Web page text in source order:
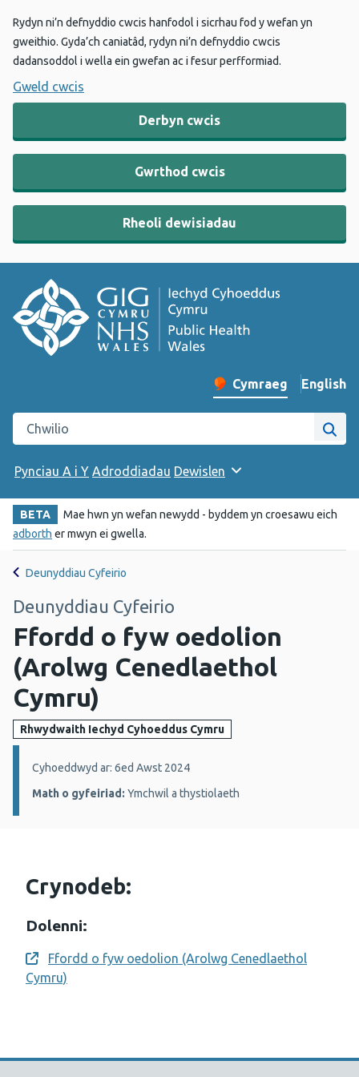
Rydyn ni’n defnyddio cwcis hanfodol i sicrhau fod y wefan yn
gweithio. Gyda’ch caniatâd, rydyn ni’n defnyddio cwcis
dadansoddol i wella ein gwefan ac i fesur perfformiad.
Gweld cwcis
Derbyn cwcis
Gwrthod cwcis
Rheoli dewisiadau
Newid iaith y wefan
Cymraeg English
–
Chwilio gwefan Iechyd Cyhoeddus Cymru
Pynciau A i Y Adroddiadau Dewislen
BETA
Mae hwn yn wefan newydd - byddem yn croesawu eich
adborth er mwyn ei gwella.
Deunyddiau Cyfeirio
Deunyddiau Cyfeirio
Ffordd o fyw oedolion
(Arolwg Cenedlaethol
Cymru)
Rhwydwaith Iechyd Cyhoeddus Cymru
Manylion:
Cyhoeddwyd ar: 6ed Awst 2024
Math o gyfeiriad: Ymchwil a thystiolaeth
Crynodeb:
Dolenni:
Opens a new window
Ffordd o fyw oedolion (Arolwg Cenedlaethol
Cymru)